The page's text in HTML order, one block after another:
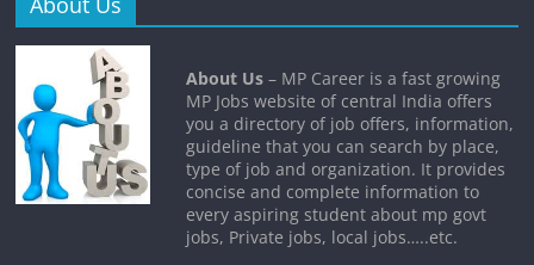
About Us – MP Career is a fast growing
MP Jobs website of central India offers
you a directory of job offers, information,
guideline that you can search by place,
type of job and organization. It provides
concise and complete information to
every aspiring student about mp govt
jobs, Private jobs, local jobs…..etc.